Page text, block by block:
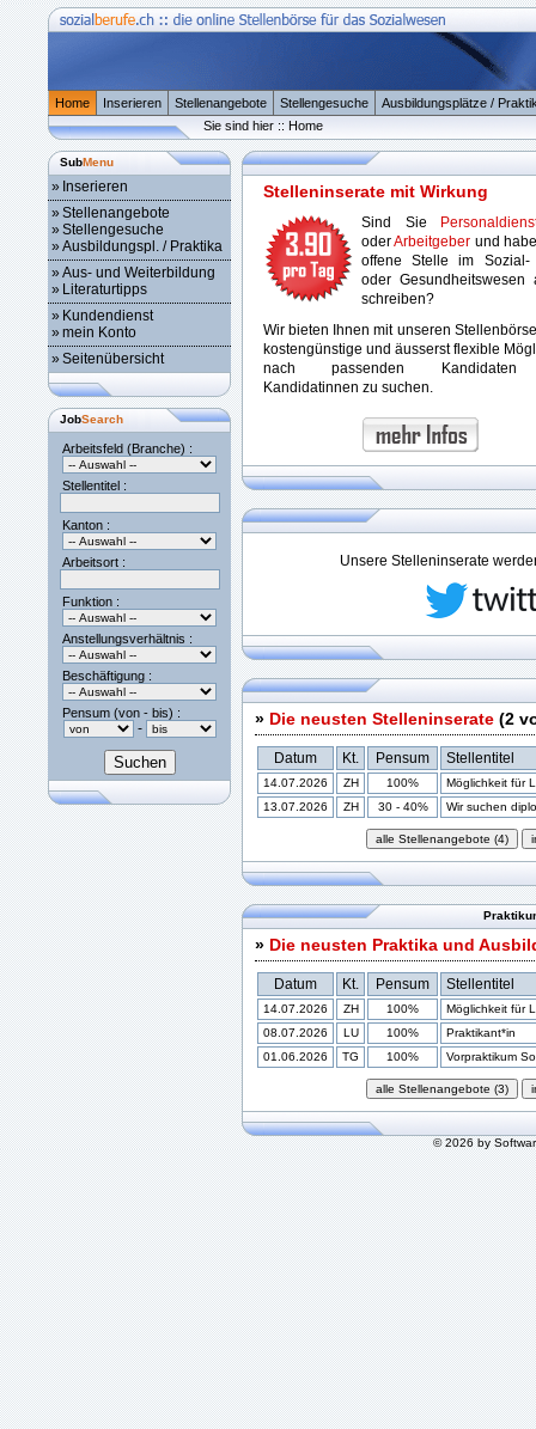
Home Inserieren Stellenangebote Stellengesuche
Ausbildungsplätze /
Sie sind hier :: Home
SubMenu
» Inserieren
»Stellenangebote
»Stellengesuche
»Ausbildungspl. / Praktika
»Aus- und Weiterbildung
» Literaturtipps
» Kundendienst
»mein Konto
»Seitenübersicht
JobSearch
Arbeitsfeld (Branche) :
Stellentitel :
Kanton :
Arbeitsort :
Funktion :
Anstellungsverhältnis :
Beschäftigung :
Pensum (von - bis) :
-
Stelleninserate mit Wirkung
Sind Sie
oderArbeitgeber und
offene Stelle im
oder Gesundheitswesen
schreiben?
Wir bieten Ihnen mit unseren
kostengünstige und äusserst flexible
nach passenden
Kandidatinnen zu suchen.
Unsere Stelleninserate
» Die neusten Stelleninserate (2
Datum Kt. Pensum Stellentitel
14.07.2026 ZH 100%
Möglichkeit für
13.07.2026
ZH 30 - 40% Wir suchen
» Die neusten Praktika und
Datum Kt. Pensum Stellentitel
14.07.2026 ZH 100%
Möglichkeit für
08.07.2026
LU 100%
Praktikant*in
01.06.2026
TG 100% Vorpraktikum
© 2026 by